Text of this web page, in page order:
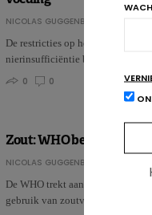
NICOLAS GUGGENBÜHL
De restricties op het vlak van
nierinsufficiëntie behoren tot het
0
0
Zout: WHO beveelt
NICOLAS GUGGENBÜHL
De WHO trekt aan de alarmbel
gebruik van zoutvervangers –